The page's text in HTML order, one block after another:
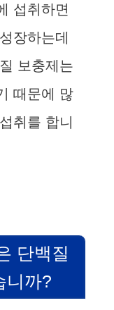
섭취하면
장하는데
보충제는
때문에 많
취를 합니
단백질
니까?